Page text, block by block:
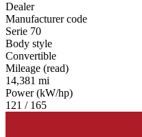
Dealer
Manufacturer code
Serie 70
Body style
Convertible
Mileage (read)
14,381 mi
Power (kW/hp)
121 / 165